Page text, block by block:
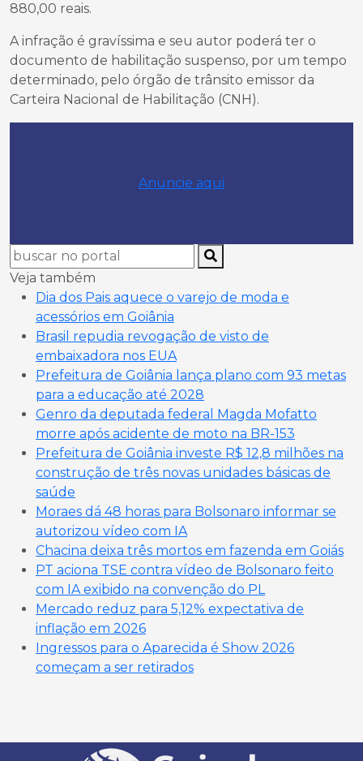
880,00 reais.
A infração é gravíssima e seu autor poderá ter o
documento de habilitação suspenso, por um tempo
determinado, pelo órgão de trânsito emissor da
Carteira Nacional de Habilitação (CNH).
Anuncie aqui
Veja também
Dia dos Pais aquece o varejo de moda e
acessórios em Goiânia
Brasil repudia revogação de visto de
embaixadora nos EUA
Prefeitura de Goiânia lança plano com 93 metas
para a educação até 2028
Genro da deputada federal Magda Mofatto
morre após acidente de moto na BR-153
Prefeitura de Goiânia investe R$ 12,8 milhões na
construção de três novas unidades básicas de
saúde
Moraes dá 48 horas para Bolsonaro informar se
autorizou vídeo com IA
Chacina deixa três mortos em fazenda em Goiás
PT aciona TSE contra vídeo de Bolsonaro feito
com IA exibido na convenção do PL
Mercado reduz para 5,12% expectativa de
inflação em 2026
Ingressos para o Aparecida é Show 2026
começam a ser retirados